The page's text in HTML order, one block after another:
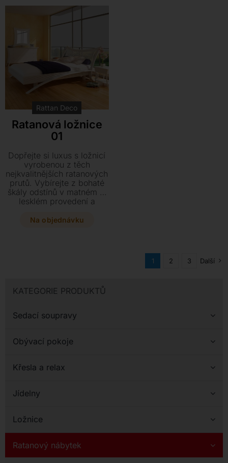
KATEGORIE PRODUKTŮ
Sedací soupravy
Obývací pokoje
Křesla a relax
Jídelny
Ložnice
Ratanový nábytek
interiér.
Rattan Deco
Ratanová ložnice
01
Dopřejte si luxus s ložnicí
vyrobenou z těch
nejkvalitnějších ratanových
prutů. Vybírejte z bohaté
škály odstínů v matném či
lesklém provedení a
pro svůj odpočinek.
Na objednávku
1 2 3 Další